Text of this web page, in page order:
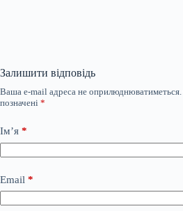
Залишити відповідь
Ваша e-mail адреса не оприлюднюватиметься.
позначені *
Ім’я *
Email *